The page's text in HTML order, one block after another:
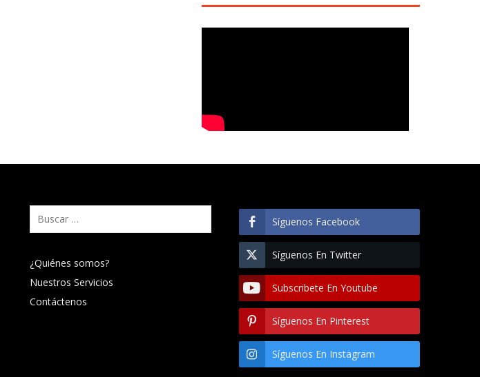
Buscar:
¿Quiénes somos?
Nuestros Servicios
Contáctenos
Síguenos Facebook
Síguenos En Twitter
Subscribete En Youtube
Síguenos En Pinterest
Síguenos En Instagram